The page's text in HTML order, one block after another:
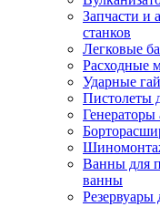
Запчасти и
станков
Легковые
Расходные
Ударные
Пистолеты
Генераторы
Ванны для
ванны
Резервуары